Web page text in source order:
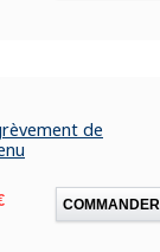
de
COMMANDER